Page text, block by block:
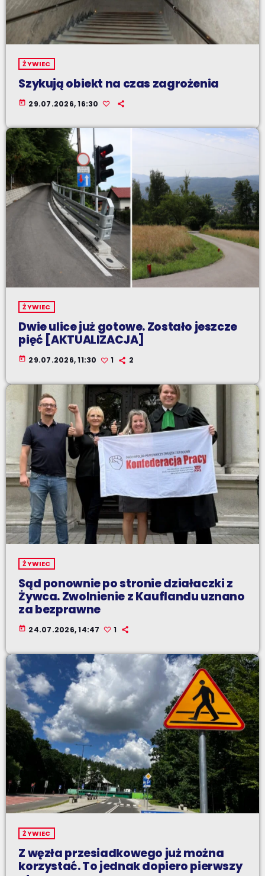
ŻYWIEC
Szykują obiekt na czas zagrożenia
today 29.07.2026, 16:30
ŻYWIEC
Dwie ulice już gotowe. Zostało jeszcze
pięć [AKTUALIZACJA]
today 29.07.2026, 11:30 1 2
ŻYWIEC
Sąd ponownie po stronie działaczki z
Żywca. Zwolnienie z Kauflandu uznano
za bezprawne
today 24.07.2026, 14:47 1
ŻYWIEC
Z węzła przesiadkowego już można
korzystać. To jednak dopiero pierwszy